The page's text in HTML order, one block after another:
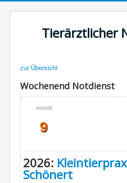
Tierärztlicher
zur Übersicht
Wochenend Notdienst
AUGUST
9
2026:
Schönert